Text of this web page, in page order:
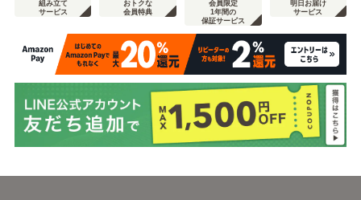
組み立て
サービス
おトクな
会員特典
会員限定
1年間の
保証サービス
明日お届け
サービス